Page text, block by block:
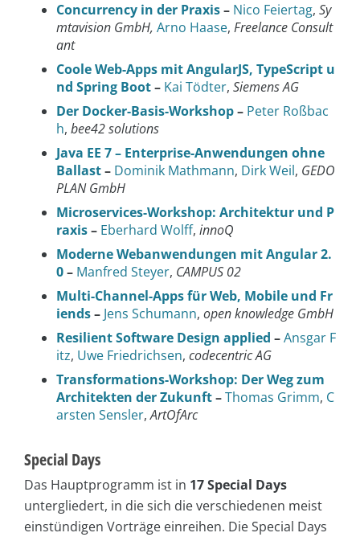
Concurrency in der Praxis– Nico Feiertag, Sy
mtavision GmbH, Arno Haase, Freelance Consult
ant
Coole Web-Apps mit AngularJS, TypeScript u
nd Spring Boot– Kai Tödter, Siemens AG
Der Docker-Basis-Workshop– Peter Roßbac
h, bee42 solutions
Java EE 7 – Enterprise-Anwendungen ohne
Ballast– Dominik Mathmann, Dirk Weil, GEDO
PLAN GmbH
Microservices-Workshop: Architektur und P
raxis– Eberhard Wolff, innoQ
Moderne Webanwendungen mit Angular 2.
0– Manfred Steyer, CAMPUS 02
Multi-Channel-Apps für Web, Mobile und Fr
iends– Jens Schumann, open knowledge GmbH
Resilient Software Design applied –Ansgar F
itz, Uwe Friedrichsen, codecentric AG
Transformations-Workshop: Der Weg zum
Architekten der Zukunft–Thomas Grimm, C
arsten Sensler,ArtOfArc
Special Days
Das Hauptprogramm ist in 17 Special Days
untergliedert, in die sich die verschiedenen meist
einstündigen Vorträge einreihen. Die Special Days